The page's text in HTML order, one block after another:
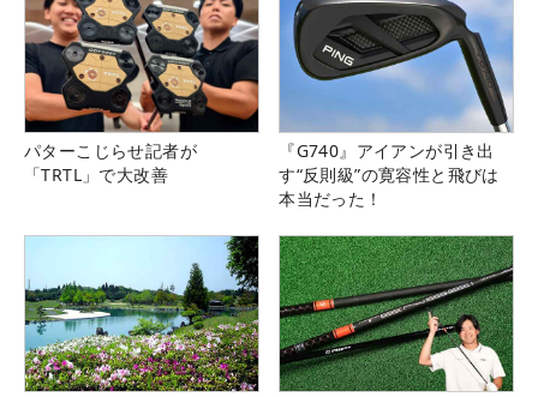
パターこじらせ記者が
「TRTL」で大改善
『G740』アイアンが引き出
す“反則級”の寛容性と飛びは
本当だった！